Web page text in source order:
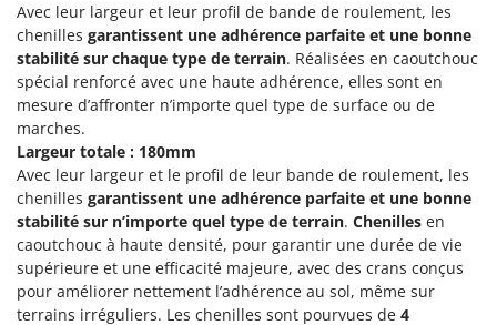
Partisani
Paterlini
Philips
Pramac
Prismafood
R
R.G.V.
Rato
Reber
Avec leur largeur et leur profil de bande de roulement, les
chenilles garantissent une adhérence parfaite et une bonne
stabilité sur chaque type de terrain. Réalisées en caoutchouc
spécial renforcé avec une haute adhérence, elles sont en
mesure d’affronter n’importe quel type de surface ou de
marches.
Largeur totale : 180mm
Avec leur largeur et le profil de leur bande de roulement, les
chenilles garantissent une adhérence parfaite et une bonne
stabilité sur n’importe quel type de terrain. Chenilles en
caoutchouc à haute densité, pour garantir une durée de vie
supérieure et une efficacité majeure, avec des crans conçus
pour améliorer nettement l’adhérence au sol, même sur
terrains irréguliers. Les chenilles sont pourvues de 4